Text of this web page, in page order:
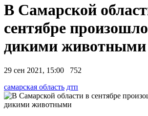
В Самарской
сентябре
дикими животными
29 сен 2021, 15:00
752
самарская область дтп